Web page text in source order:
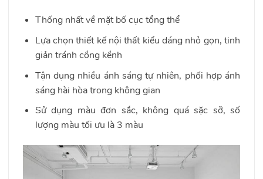
Thống nhất về mặt bố cục tổng thể
Lựa chọn thiết kế nội thất kiểu dáng nhỏ gọn, tinh
giản tránh cồng kềnh
Tận dụng nhiều ánh sáng tự nhiên, phối hợp ánh
sáng hài hòa trong không gian
Sử dụng màu đơn sắc, không quá sặc sỡ, số
lượng màu tối ưu là 3 màu